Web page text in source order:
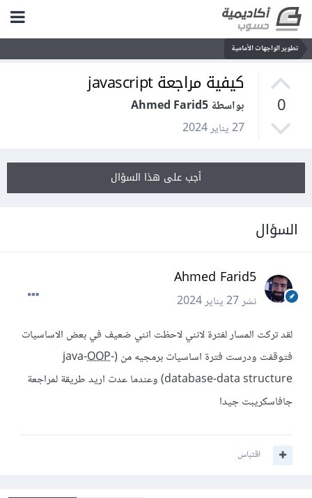
تطوير الواجهات الأمامية
0
كيفية مراجعة javascript
بواسطة Ahmed Farid5
27 يناير 2024
أجب على هذا السؤال
السؤال
Ahmed Farid5
نشر27 يناير 2024
لقد تركت المسار لفترة لانني لاحظت انني ضعيف في بعض الاساسيات
فتوقفت ودرست فترة اساسيات برمجيه من (java- OOP-
database-data structure) وعندما عدت اريد طريقة لمراجعة
جافاسكريبت جيدا
اقتباس